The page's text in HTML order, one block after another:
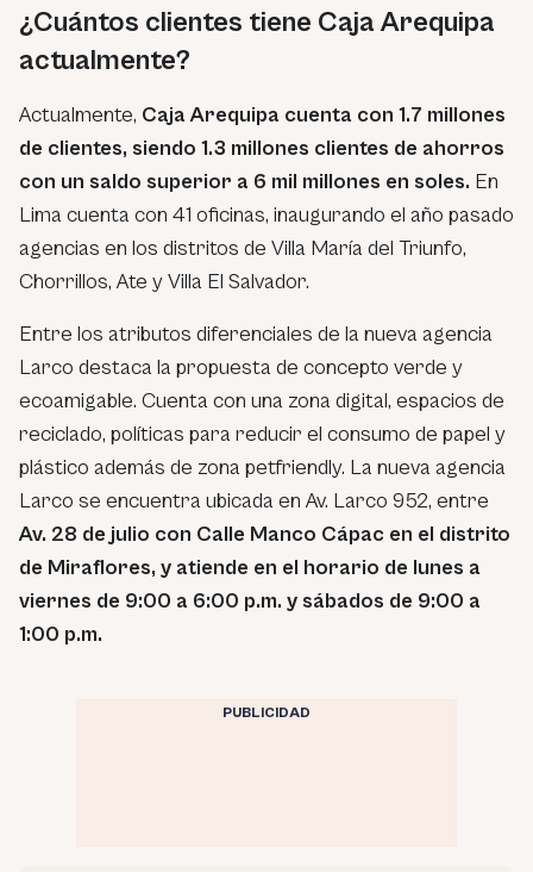
¿Cuántos clientes tiene Caja Arequipa
actualmente?
Actualmente, Caja Arequipa cuenta con 1.7 millones
de clientes, siendo 1.3 millones clientes de ahorros
con un saldo superior a 6 mil millones en soles. En
Lima cuenta con 41 oficinas, inaugurando el año pasado
agencias en los distritos de Villa María del Triunfo,
Chorrillos, Ate y Villa El Salvador.
Entre los atributos diferenciales de la nueva agencia
Larco destaca la propuesta de concepto verde y
ecoamigable. Cuenta con una zona digital, espacios de
reciclado, políticas para reducir el consumo de papel y
plástico además de zona petfriendly. La nueva agencia
Larco se encuentra ubicada en Av. Larco 952, entre
Av. 28 de julio con Calle Manco Cápac en el distrito
de Miraflores, y atiende en el horario de lunes a
viernes de 9:00 a 6:00 p.m. y sábados de 9:00 a
1:00 p.m.
PUBLICIDAD